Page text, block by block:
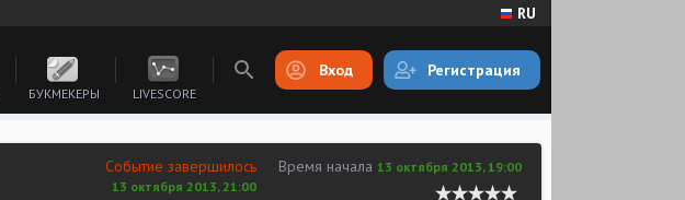
RU
БУКМЕКЕРЫ LIVESCORE
Вход Регистрация
Время начала 13 октября 2013, 19:00
Событие завершилось
13 октября 2013, 21:00